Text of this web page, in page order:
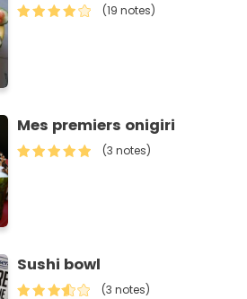
(19 notes)
Mes premiers onigiri
(3 notes)
Sushi bowl
(3 notes)